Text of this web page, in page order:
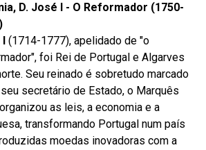
D. José I - O Reformador (1750-
(1714-1777), apelidado de "o
foi Rei de Portugal e Algarves
Seu reinado é sobretudo marcado
secretário de Estado, o Marquês
as leis, a economia e a
transformando Portugal num país
moedas inovadoras com a